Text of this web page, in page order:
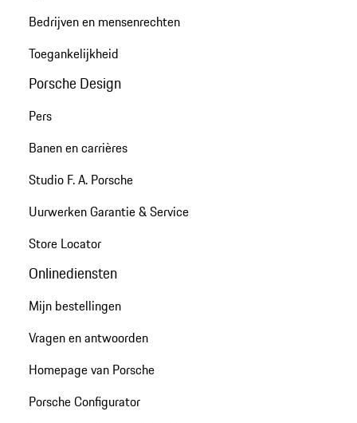
Bedrijven en mensenrechten
Toegankelijkheid
Porsche Design
Pers
Banen en carrières
Studio F. A. Porsche
Uurwerken Garantie & Service
Store Locator
Onlinediensten
Mijn bestellingen
Vragen en antwoorden
Homepage van Porsche
Porsche Configurator